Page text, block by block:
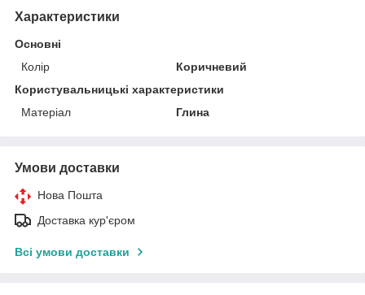
Характеристики
Основні
Колір
Коричневий
Користувальницькі характеристики
Матеріал
Глина
Умови доставки
Нова Пошта
Доставка кур'єром
Всі умови доставки